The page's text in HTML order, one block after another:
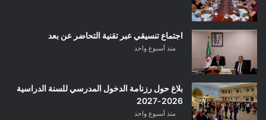
اجتماع تنسيقي عبر تقنية التحاضر عن بعد
منذ أسبوع واحد
بلاغ حول رزنامة الدخول المدرسي للسنة الدراسية
2026-2027
منذ أسبوع واحد